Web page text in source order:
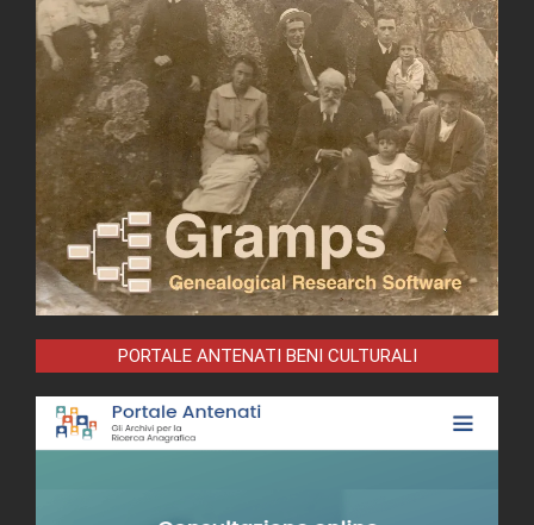
PORTALE ANTENATI BENI CULTURALI